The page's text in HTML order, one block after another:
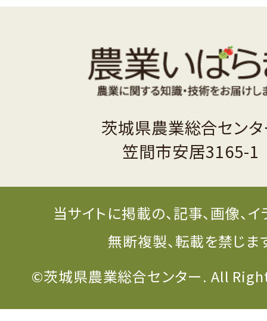
茨城県農業総合セン
笠間市安居3165-1
当サイトに掲載の、記事、画像、
無断複製、転載を禁じま
©茨城県農業総合センター. All